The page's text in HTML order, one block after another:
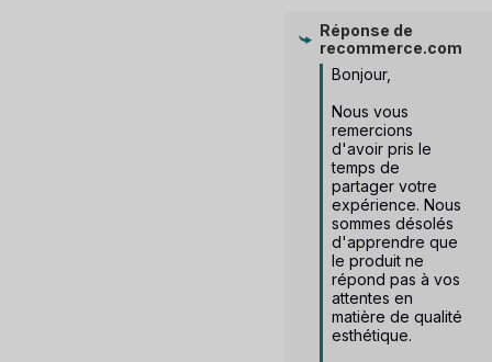
Réponse de
recommerce.com
Bonjour,
Nous vous
remercions
d'avoir pris le
temps de
partager votre
expérience. Nous
sommes désolés
d'apprendre que
le produit ne
répond pas à vos
attentes en
matière de qualité
esthétique.